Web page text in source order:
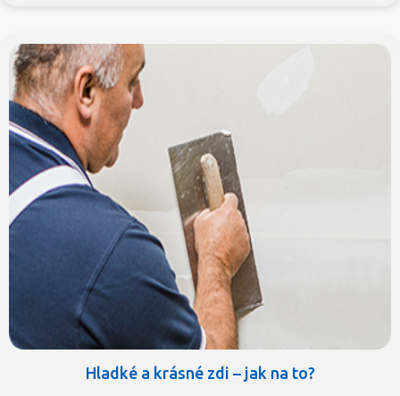
Hladké a krásné zdi – jak na to?